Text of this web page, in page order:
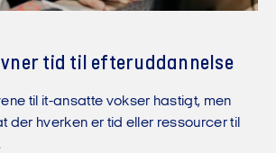
tid til efteruddannelse
til it-ansatte vokser hastigt, men
der hverken er tid eller ressourcer til